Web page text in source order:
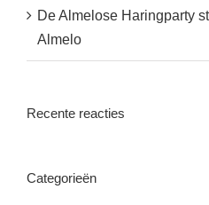
De Almelose Haringparty
Almelo
Recente reacties
Categorieën